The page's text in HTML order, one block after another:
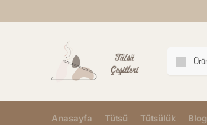
Anasayfa Tütsü Tütsülük Blog